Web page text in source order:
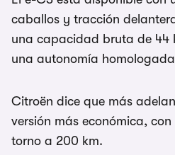
caballos y tracción
una capacidad bruta de 44
una autonomía
Citroën dice que más
versión más económica,
torno a 200 km.